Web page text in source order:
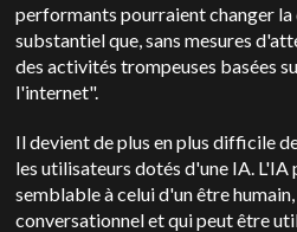
performants pourraient changer la
substantiel que, sans mesures
des activités trompeuses basées
l'internet".
Il devient de plus en plus difficile
les utilisateurs dotés d'une IA. L'IA
semblable à celui d'un être
conversationnel et qui peut être